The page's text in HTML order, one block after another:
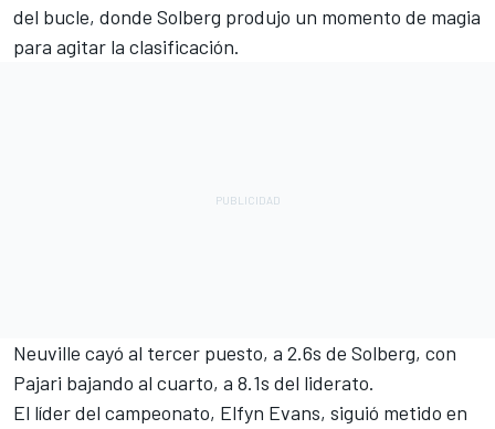
del bucle, donde Solberg produjo un momento de magia
para agitar la clasificación.
Neuville cayó al tercer puesto, a 2.6s de Solberg, con
Pajari bajando al cuarto, a 8.1s del liderato.
El líder del campeonato, Elfyn Evans, siguió metido en